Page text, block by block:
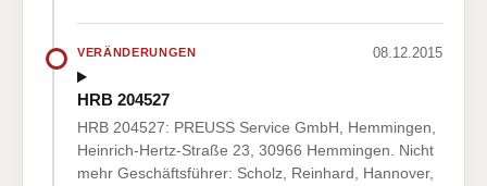
VERÄNDERUNGEN 08.12.2015
HRB 204527
HRB 204527: PREUSS Service GmbH, Hemmingen,
Heinrich-Hertz-Straße 23, 30966 Hemmingen. Nicht
mehr Geschäftsführer: Scholz, Reinhard, Hannover,